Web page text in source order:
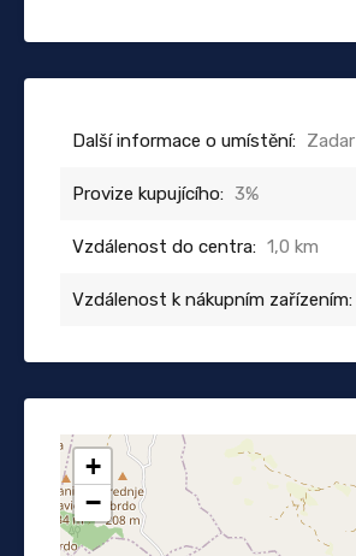
Další informace o umístění: Zadar
Provize kupujícího: 3%
Vzdálenost do centra: 1,0 km
Vzdálenost k nákupním zařízením:
+
−